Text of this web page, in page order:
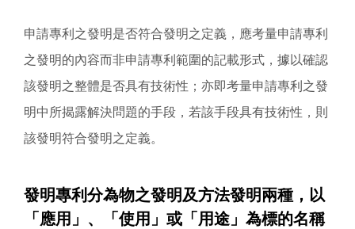
申請專利之發明是否符合發明之定義，應考量申請專利
之發明的內容而非申請專利範圍的記載形式，據以確認
該發明之整體是否具有技術性；亦即考量申請專利之發
明中所揭露解決問題的手段，若該手段具有技術性，則
該發明符合發明之定義。
發明專利分為物之發明及方法發明兩種，以
「應用」、「使用」或「用途」為標的名稱